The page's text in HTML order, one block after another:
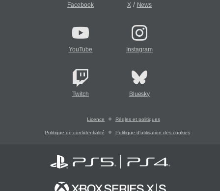
Facebook X/ News
YouTube Instagram
Twitch Bluesky
Licence Règles et politiques
Politique de confidentialité Politique d'utilisation des cookies